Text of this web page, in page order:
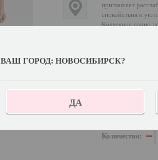
приглашает
спокойствия и уюта.
Коллекция точно
Выберите цвет:
Количество:
ВАШ ГОРОД: НОВОСИБИРСК?
ДА